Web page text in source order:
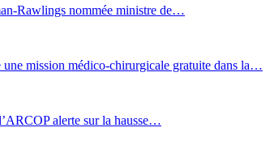
Rawlings nommée ministre de…
mission médico-chirurgicale gratuite dans la…
alerte sur la hausse…